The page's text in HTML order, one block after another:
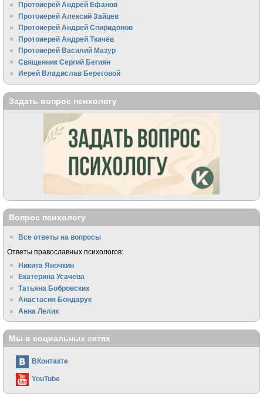
Протоиерей Андрей Ефанов
Протоиерей Алексий Зайцев
Протоиерей Андрей Спиридонов
Протоиерей Андрей Ткачёв
Протоиерей Василий Мазур
Священник Сергий Бегиян
Иерей Владислав Береговой
Задать вопрос психологу
Вопрос психологу
Все ответы на вопросы
Ответы православных психологов:
Никита Яночкин
Екатерина Усачева
Татьяна Бобровских
Анастасия Бондарук
Анна Лелик
Мы в социальных сетях
ВКонтакте
YouTube